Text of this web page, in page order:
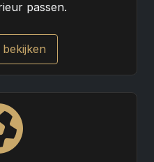
passen.